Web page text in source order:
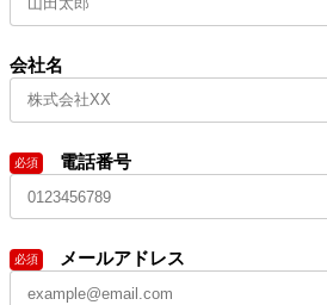
会社名
必須 電話番号
必須 メールアドレス